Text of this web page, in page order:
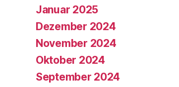
Januar 2025
Dezember 2024
November 2024
Oktober 2024
September 2024